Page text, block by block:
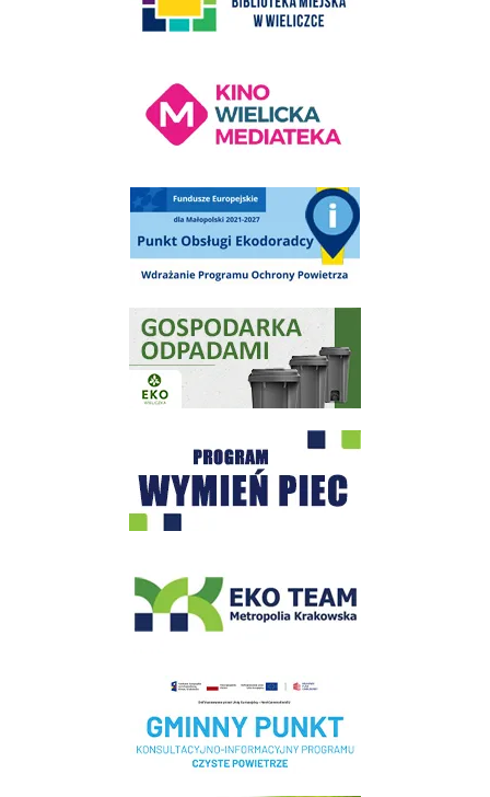
Punkt Obsługi Ekodoradcy Wieliczka
Gospodarka odpadami na terenie Miasta i Gminy Wieliczka
Program "Czyste Powietrze" - Wieliczka
Realizacja Programu Czyste Powietrze w Gminie Wieliczka